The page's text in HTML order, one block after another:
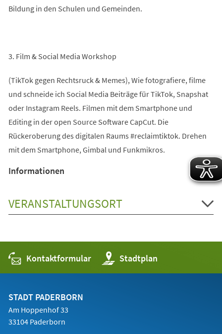
Bildung in den Schulen und Gemeinden.
3. Film & Social Media Workshop
(TikTok gegen Rechtsruck & Memes), Wie fotografiere, filme
und schneide ich Social Media Beiträge für TikTok, Snapshat
oder Instagram Reels. Filmen mit dem Smartphone und
Editing in der open Source Software CapCut. Die
Rückeroberung des digitalen Raums #reclaimtiktok. Drehen
mit dem Smartphone, Gimbal und Funkmikros.
Informationen
VERANSTALTUNGSORT
Kontaktformular Stadtplan
(Öffnet
in
einem
STADT PADERBORN
Am Hoppenhof 33
33104 Paderborn